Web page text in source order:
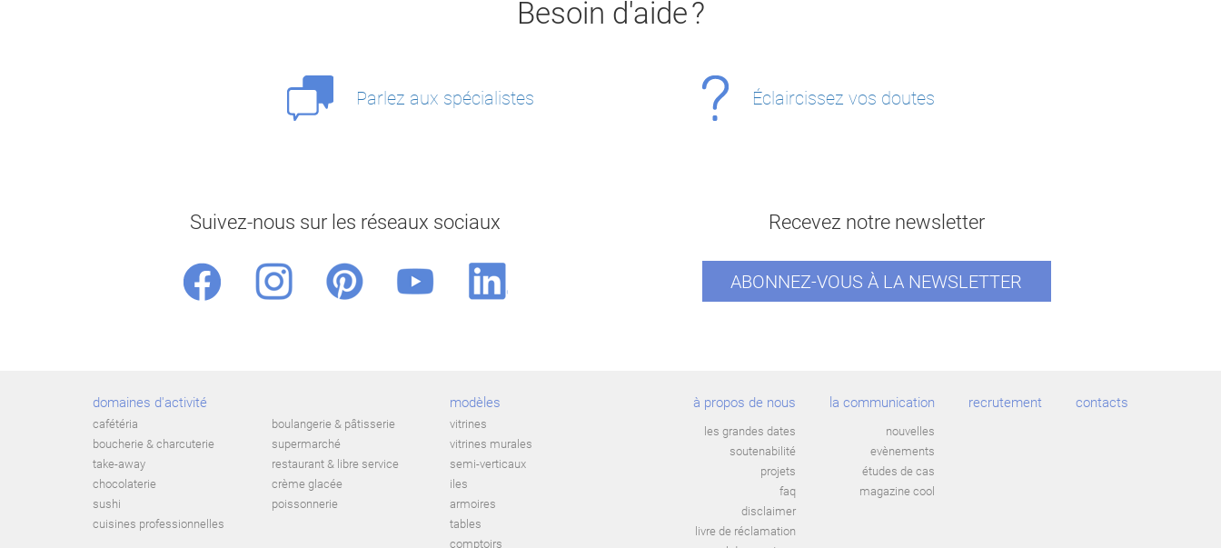
Besoin d'aide ?
Parlez aux spécialistes Éclaircissez vos doutes
Suivez-nous sur les réseaux sociaux Recevez notre newsletter
ABONNEZ-VOUS À LA NEWSLETTER
domaines d'activité
cafétéria
boulangerie & pâtisserie
boucherie & charcuterie
supermarché
take-away
restaurant & libre service
chocolaterie
crème glacée
sushi
poissonnerie
cuisines professionnelles
modèles
vitrines
vitrines murales
semi-verticaux
iles
armoires
tables
comptoirs
à propos de nous
les grandes dates
soutenabilité
projets
faq
disclaimer
livre de réclamation
la communication
nouvelles
evènements
études de cas
magazine cool
recrutement contacts